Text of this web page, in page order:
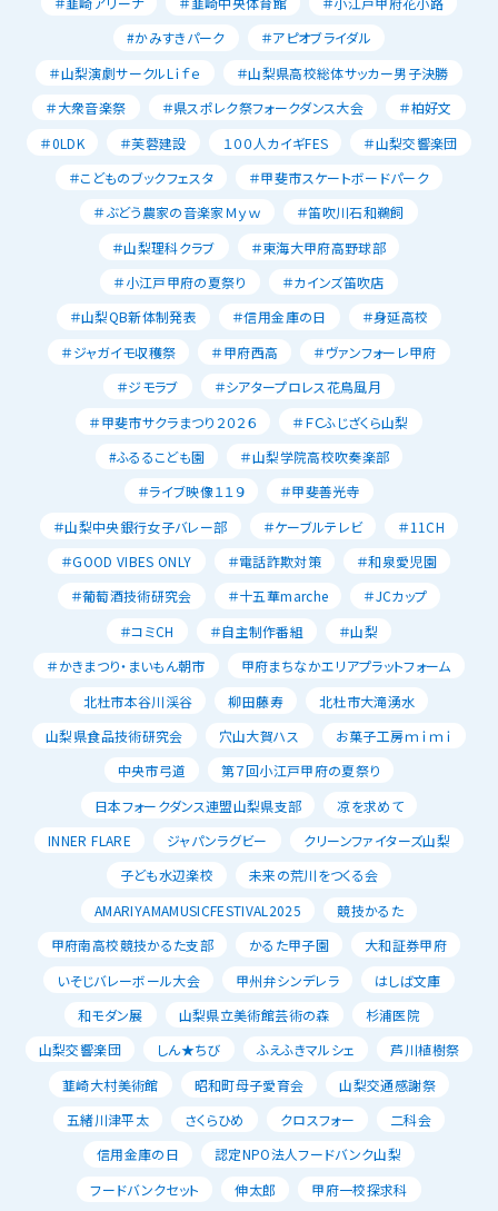
#かみすきパーク
＃アピオブライダル
＃山梨演劇サークルLｉｆｅ
＃山梨県高校総体サッカー男子決勝
＃大衆音楽祭
＃県スポレク祭フォークダンス大会
＃柏好文
＃0LDK
＃芙蓉建設 １００人カイギFES
＃山梨交響楽団
＃こどものブックフェスタ
＃甲斐市スケートボードパーク
＃ぶどう農家の音楽家Ｍｙｗ
＃笛吹川石和鵜飼
＃山梨理科クラブ
＃東海大甲府高野球部
＃小江戸甲府の夏祭り
＃カインズ笛吹店
＃山梨QB新体制発表
＃信用金庫の日
＃身延高校
＃ジャガイモ収穫祭
＃甲府西高
＃ヴァンフォーレ甲府
＃ジモラブ
＃シアタープロレス花鳥風月
＃甲斐市サクラまつり２０２６
＃ＦＣふじざくら山梨
#ふるるこども園
＃山梨学院高校吹奏楽部
＃ライブ映像１１９
＃甲斐善光寺
＃山梨中央銀行女子バレー部
＃ケーブルテレビ
＃11CH
＃GOOD VIBES ONLY
＃電話詐欺対策
＃和泉愛児園
＃葡萄酒技術研究会
＃十五華marche
＃JCカップ
＃コミCH
＃自主制作番組
＃山梨
＃かきまつり・まいもん朝市
甲府まちなかエリアプラットフォーム
北杜市本谷川渓谷
柳田藤寿
北杜市大滝湧水
山梨県食品技術研究会
穴山大賀ハス
お菓子工房ｍｉｍｉ
中央市弓道
第７回小江戸甲府の夏祭り
日本フォークダンス連盟山梨県支部
凉を求めて
INNER FLARE
ジャパンラグビー
クリーンファイターズ山梨
子ども水辺楽校
未来の荒川をつくる会
AMARIYAMAMUSICFESTIVAL2025
競技かるた
甲府南高校競技かるた支部
かるた甲子園
大和証券甲府
いそじバレーボール大会
甲州弁シンデレラ
はしば文庫
和モダン展
山梨県立美術館芸術の森
杉浦医院
山梨交響楽団
しん★ちび ふえふきマルシェ
芦川植樹祭
韮崎大村美術館
昭和町母子愛育会
山梨交通感謝祭
五緒川津平太
さくらひめ クロスフォー
二科会
信用金庫の日
認定NPO法人フードバンク山梨
フードバンクセット
伸太郎
甲府一校探求科